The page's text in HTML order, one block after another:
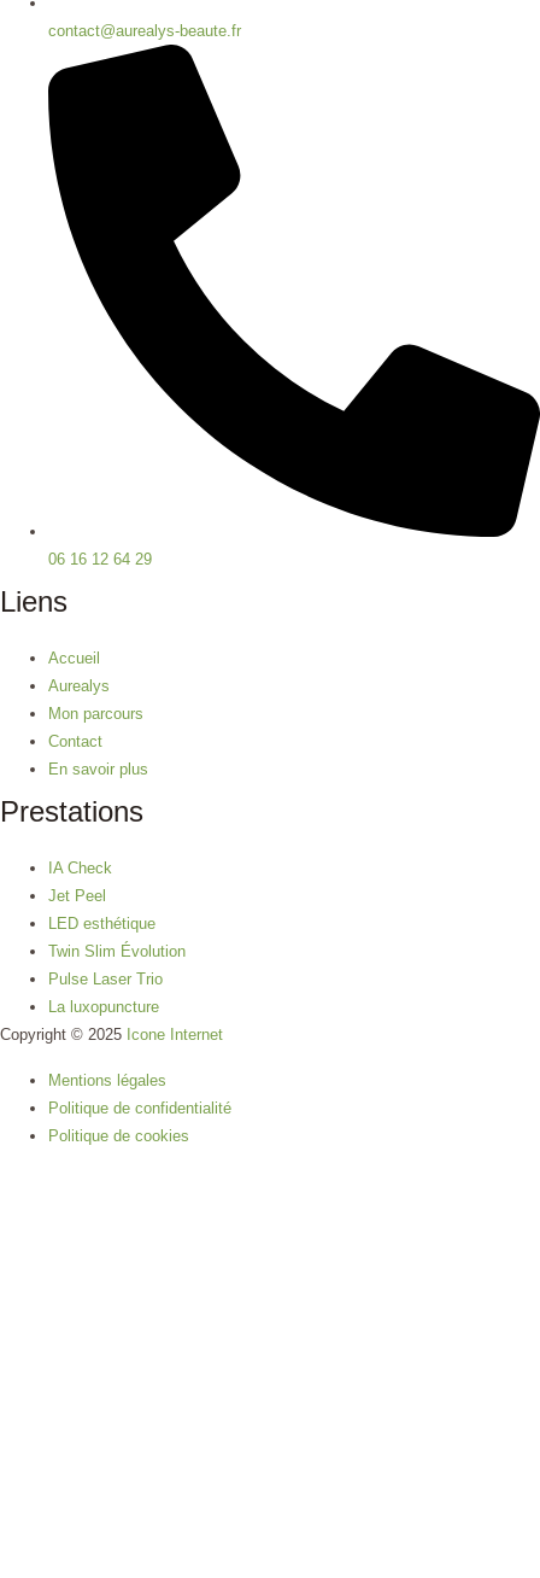
contact@aurealys-beaute.fr
06 16 12 64 29
Liens
Accueil
Aurealys
Mon parcours
Contact
En savoir plus
Prestations
IA Check
Jet Peel
LED esthétique
Twin Slim Évolution
Pulse Laser Trio
La luxopuncture
Copyright © 2025 Icone Internet
Mentions légales
Politique de confidentialité
Politique de cookies